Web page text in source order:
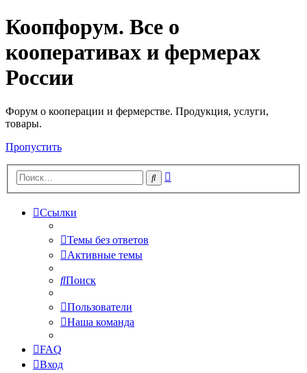
Коопфорум. Все о
кооперативах и фермерах
России
Форум о кооперации и фермерстве. Продукция, услуги,
товары.
Пропустить
Поиск
Ссылки
Темы без ответов
Активные темы
Поиск
Пользователи
Наша команда
FAQ
Вход